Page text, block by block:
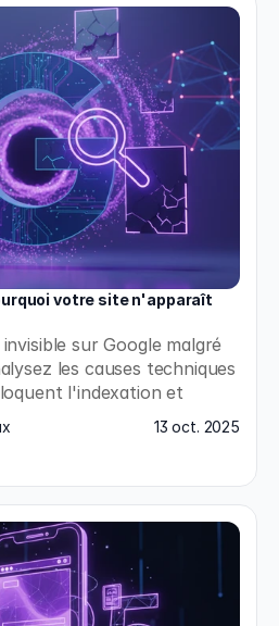
votre site n'apparaît
sur Google malgré
les causes techniques
l'indexation et
concrètes pour enfin
de recherche.
13 oct. 2025